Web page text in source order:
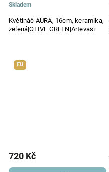
Květináč AURA, 16cm, keramika,
zelená|OLIVE GREEN|Artevasi
Skladem
EU
720 Kč